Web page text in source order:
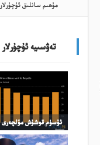
مۇھىم سانلىق ئۇچۇرلار
تەۋسىيە ئۇچۇرلار